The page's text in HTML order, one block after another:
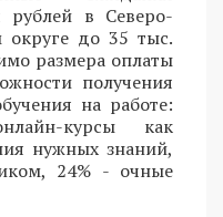
рублей в Северо-
округе до 35 тыс.
размера оплаты
получения
на работе:
курсы как
нужных знаний,
24% - очные